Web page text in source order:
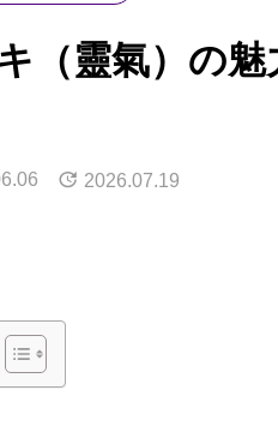
（靈氣）の
2026.07.19